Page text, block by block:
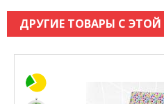
ДРУГИЕ ТОВАРЫ С ЭТОЙ